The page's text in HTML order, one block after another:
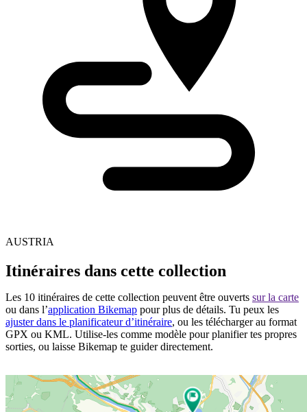
AUSTRIA
Itinéraires dans cette collection
Les 10 itinéraires de cette collection peuvent être ouverts sur la carte
ou dans l’application Bikemap pour plus de détails. Tu peux les
ajuster dans le planificateur d’itinéraire, ou les télécharger au format
GPX ou KML. Utilise-les comme modèle pour planifier tes propres
sorties, ou laisse Bikemap te guider directement.